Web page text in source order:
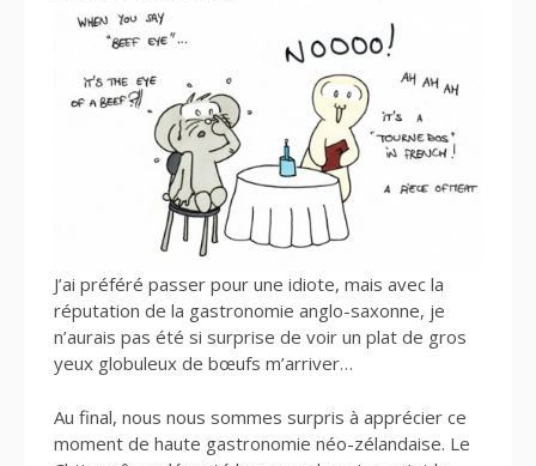
J’ai préféré passer pour une idiote, mais avec la
réputation de la gastronomie anglo-saxonne, je
n’aurais pas été si surprise de voir un plat de gros
yeux globuleux de bœufs m’arriver…
Au final, nous nous sommes surpris à apprécier ce
moment de haute gastronomie néo-zélandaise. Le